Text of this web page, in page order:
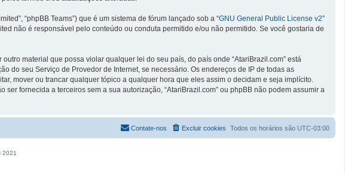
“phpBB Teams”) que é um sistema de fórum lançado sob a “GNU General Public License v2”
não é responsável pelo conteúdo ou conduta permitido e/ou não permitido. Se você gostaria de
material que possa violar qualquer lei do seu país, do país onde “AtariBrazil.com” está
do seu Serviço de Provedor de Internet, se necessário. Os endereços de IP de todas as
mover ou trancar qualquer tópico a qualquer hora que eles assim o decidam e seja implícito.
fornecida a terceiros sem a sua autorização, “AtariBrazil.com” ou phpBB não podem assumir a
Todos os horários são UTC-03:00
Excluir cookies
Contate-nos
2021